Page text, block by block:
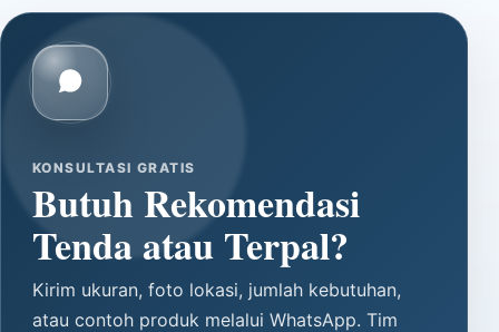
KONSULTASI GRATIS
Butuh Rekomendasi
Tenda atau Terpal?
Kirim ukuran, foto lokasi, jumlah kebutuhan,
atau contoh produk melalui WhatsApp. Tim